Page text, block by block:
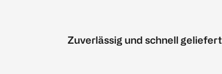
Zuverlässig und schnell geliefert